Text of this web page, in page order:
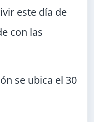
este día de
con las
se ubica el 30